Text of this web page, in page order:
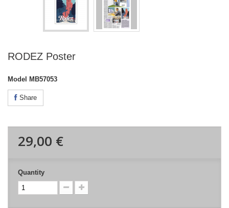
RODEZ Poster
Model MB57053
Share
29,00 €
Quantity